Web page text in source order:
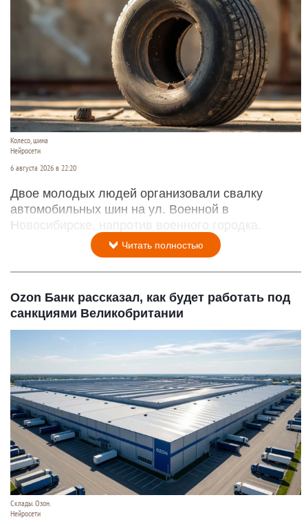
Колесо, шина
Нейросети
6 августа 2026 в 22:20
Двое молодых людей организовали свалку
автомобильных шин на ул. Военной в
Новосибирске, напротив военного городка.
Читать полностью
Ozon Банк рассказал, как будет работать под
санкциями Великобритании
Склады. Озон.
Нейросети